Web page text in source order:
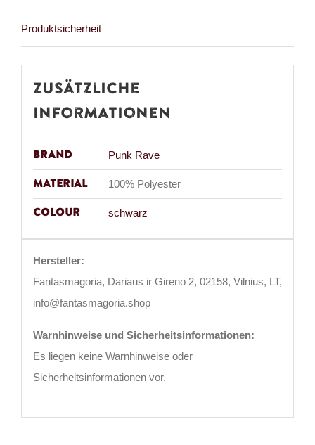
Produktsicherheit
Zusätzliche
Informationen
Brand Punk Rave
Material 100% Polyester
Colour schwarz
Hersteller:
Fantasmagoria, Dariaus ir Gireno 2, 02158, Vilnius, LT,
info@fantasmagoria.shop
Warnhinweise und Sicherheitsinformationen:
Es liegen keine Warnhinweise oder
Sicherheitsinformationen vor.